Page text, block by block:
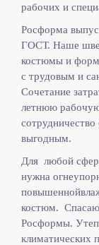
рабочих и
Росформа
ГОСТ. Наше
костюмы и
с трудовым и
Сочетание
летнюю
выгодным.
Для любой
нужна
костюм.
Росформы.
климатических